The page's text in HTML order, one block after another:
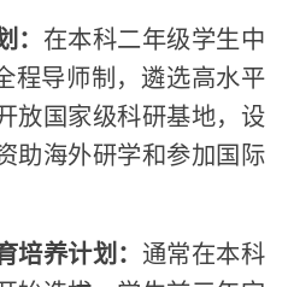
在本科二年级学生中
程导师制，遴选高水平
放国家级科研基地，设
助海外研学和参加国际
养计划： 通常在本科